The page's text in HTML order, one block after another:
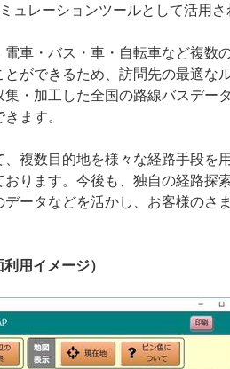
レーションツールとして活用さ
車・バス・車・自転車など複数
ができるため、訪問先の最適な
・加工した全国の路線バスデー
ます。
複数目的地を様々な経路手段を
ります。今後も、独自の経路探
ータなどを活かし、お客様のさ
用イメージ）